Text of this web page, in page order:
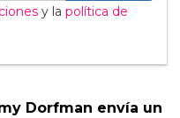
y la política de
Dorfman envía un